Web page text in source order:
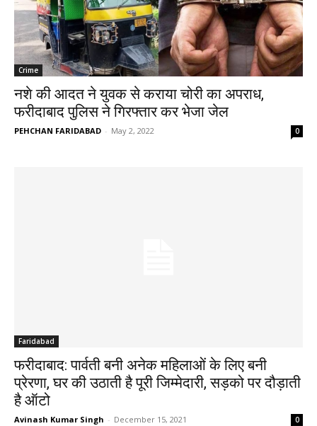
Crime
नशे की आदत ने युवक से कराया चोरी का अपराध,
फरीदाबाद पुलिस ने गिरफ्तार कर भेजा जेल
PEHCHAN FARIDABAD - May 2, 2022 0
Faridabad
फरीदाबाद: पार्वती बनी अनेक महिलाओं के लिए बनी
प्रेरणा, घर की उठाती है पूरी जिम्मेदारी, सड़को पर दौड़ाती
है ऑटो
Avinash Kumar Singh - December 15, 2021 0